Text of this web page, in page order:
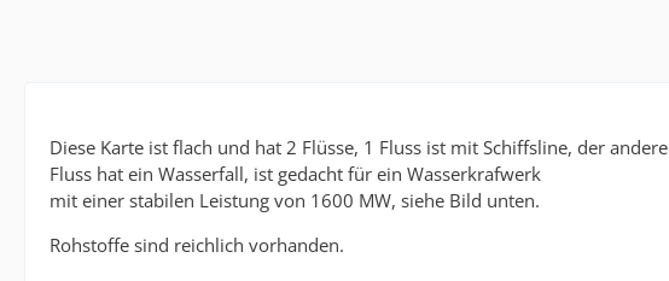
Diese Karte ist flach und hat 2 Flüsse, 1 Fluss ist mit Schiffsline, der andere
Fluss hat ein Wasserfall, ist gedacht für ein Wasserkrafwerk
mit einer stabilen Leistung von 1600 MW, siehe Bild unten.
Rohstoffe sind reichlich vorhanden.